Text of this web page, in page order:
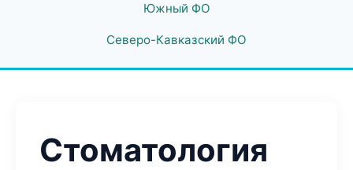
Южный ФО
Северо-Кавказский ФО
Стоматология